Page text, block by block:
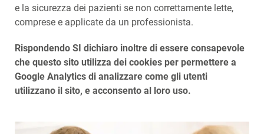
e la sicurezza dei pazienti se non correttamente lette,
comprese e applicate da un professionista.
Rispondendo SI dichiaro inoltre di essere consapevole
che questo sito utilizza dei cookies per permettere a
Google Analytics di analizzare come gli utenti
utilizzano il sito, e acconsento al loro uso.